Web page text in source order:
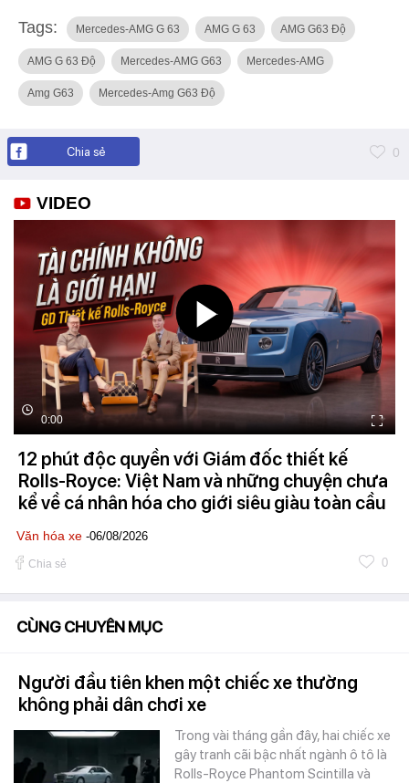
Tags: Mercedes-AMG G 63 AMG G 63 AMG G63 Độ
AMG G 63 Độ Mercedes-AMG G63 Mercedes-AMG
Amg G63 Mercedes-Amg G63 Độ
Chia sẻ 0
VIDEO
0:00
12 phút độc quyền với Giám đốc thiết kế
Rolls-Royce: Việt Nam và những chuyện chưa
kể về cá nhân hóa cho giới siêu giàu toàn cầu
Văn hóa xe -06/08/2026
Chia sẻ 0
CÙNG CHUYÊN MỤC
Người đầu tiên khen một chiếc xe thường
không phải dân chơi xe
Trong vài tháng gần đây, hai chiếc xe
gây tranh cãi bậc nhất ngành ô tô là
Rolls-Royce Phantom Scintilla và